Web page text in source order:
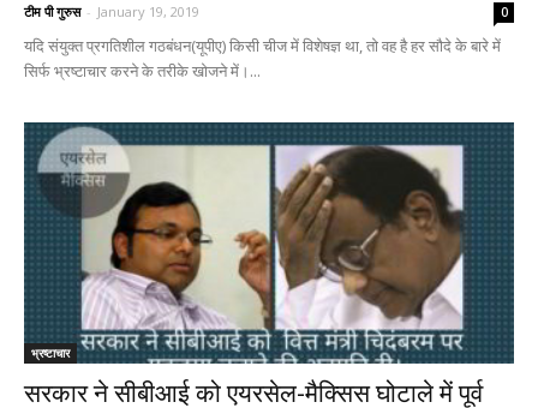
टीम पी गुरुस - January 19, 2019 0
यदि संयुक्त प्रगतिशील गठबंधन(यूपीए) किसी चीज में विशेषज्ञ था, तो वह है हर सौदे के बारे में
सिर्फ भ्रष्टाचार करने के तरीके खोजने में।...
भ्रष्टाचार
सरकार ने सीबीआई को एयरसेल-मैक्सिस घोटाले में पूर्व